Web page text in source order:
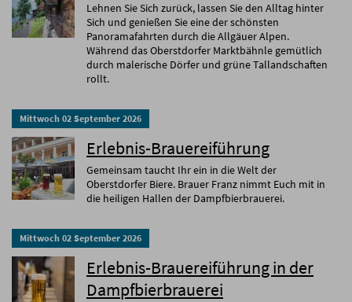
Lehnen Sie Sich zurück, lassen Sie den Alltag hinter
Sich und genießen Sie eine der schönsten
Panoramafahrten durch die Allgäuer Alpen.
Während das Oberstdorfer Marktbähnle gemütlich
durch malerische Dörfer und grüne Tallandschaften
rollt.
Mittwoch 02 September 2026
Erlebnis-Brauereiführung
Gemeinsam taucht Ihr ein in die Welt der
Oberstdorfer Biere. Brauer Franz nimmt Euch mit in
die heiligen Hallen der Dampfbierbrauerei.
Mittwoch 02 September 2026
Erlebnis-Brauereiführung in der
Dampfbierbrauerei